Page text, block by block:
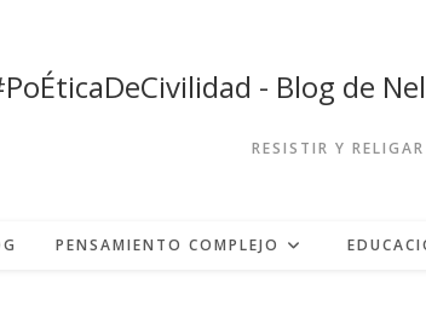
- Blog de
RESISTIR Y
PENSAMIENTO COMPLEJO